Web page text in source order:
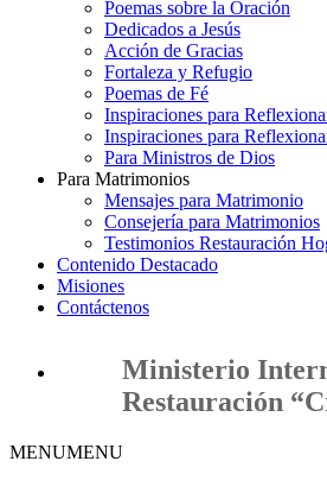
Poemas sobre la Oración
Dedicados a Jesús
Acción de Gracias
Fortaleza y Refugio
Poemas de Fé
Inspiraciones para
Inspiraciones para
Para Ministros de Dios
Para Matrimonios
Mensajes para Matrimonio
Consejería para Matrimonios
Testimonios Restauración
Contenido Destacado
Misiones
Contáctenos
Ministerio
Restauración
MENUMENU